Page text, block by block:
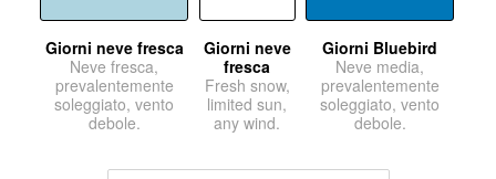
Giorni neve fresca
Neve fresca,
prevalentemente
soleggiato, vento
debole.
Giorni neve
fresca
Fresh snow,
limited sun,
any wind.
Giorni Bluebird
Neve media,
prevalentemente
soleggiato, vento
debole.